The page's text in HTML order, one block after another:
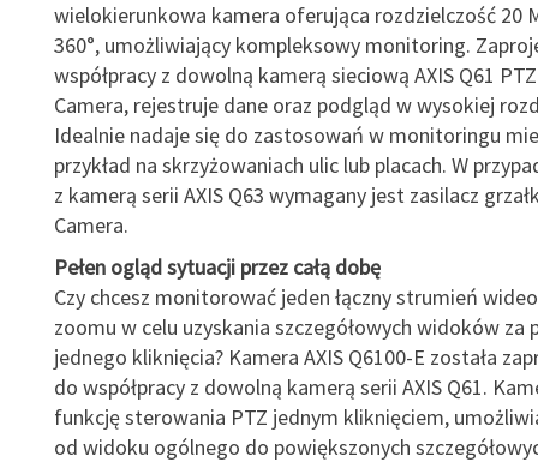
wielokierunkowa kamera oferująca rozdzielczość 20
360°, umożliwiający kompleksowy monitoring.
współpracy z dowolną kamerą sieciową AXIS Q61
Camera, rejestruje dane oraz podgląd w wysokiej
Idealnie nadaje się do zastosowań w monitoringu
przykład na skrzyżowaniach ulic lub placach. W
z kamerą serii AXIS Q63 wymagany jest zasilacz
Camera.
Pełen ogląd sytuacji przez całą dobę
Czy chcesz monitorować jeden łączny strumień
zoomu w celu uzyskania szczegółowych widoków za
jednego kliknięcia? Kamera AXIS Q6100-E została
do współpracy z dowolną kamerą serii AXIS Q61.
funkcję sterowania PTZ jednym kliknięciem,
od widoku ogólnego do powiększonych